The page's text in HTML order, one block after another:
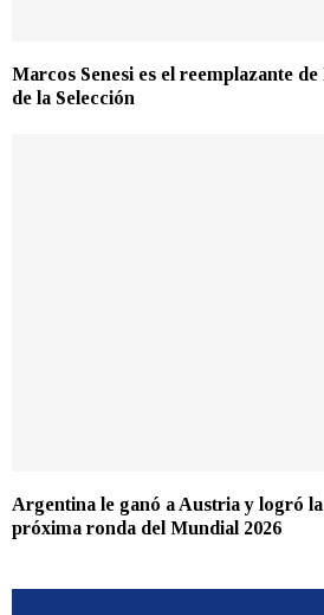
Marcos Senesi es el reemplazante
de la Selección
Argentina le ganó a Austria y logró
próxima ronda del Mundial 2026